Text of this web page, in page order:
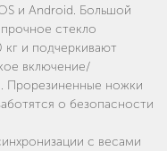
и Android. Большой
стекло
кг и подчеркивают
включение/
Прорезиненные ножки
о безопасности
с весами